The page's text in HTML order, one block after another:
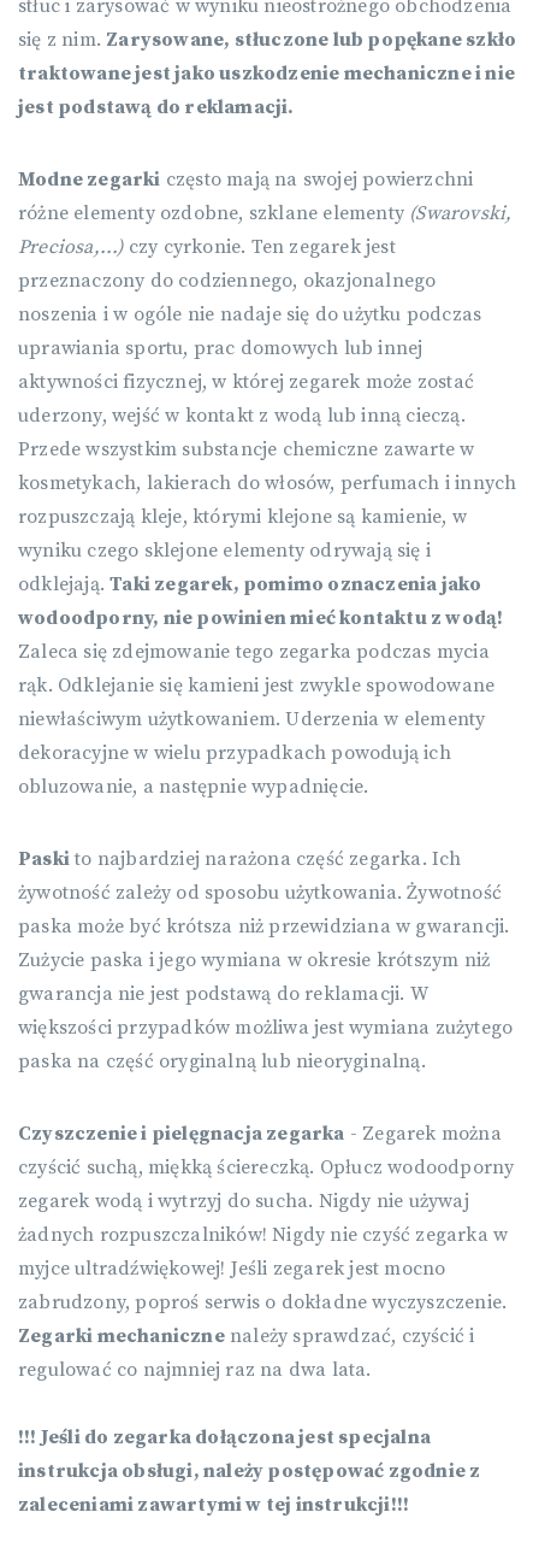
stłuc i zarysować w wyniku nieostrożnego obchodzenia
się z nim. Zarysowane, stłuczone lub popękane szkło
traktowane jest jako uszkodzenie mechaniczne i nie
jest podstawą do reklamacji.
Modne zegarki często mają na swojej powierzchni
różne elementy ozdobne, szklane elementy (Swarovski,
Preciosa,...)czy cyrkonie. Ten zegarek jest
przeznaczony do codziennego, okazjonalnego
noszenia i w ogóle nie nadaje się do użytku podczas
uprawiania sportu, prac domowych lub innej
aktywności fizycznej, w której zegarek może zostać
uderzony, wejść w kontakt z wodą lub inną cieczą.
Przede wszystkim substancje chemiczne zawarte w
kosmetykach, lakierach do włosów, perfumach i innych
rozpuszczają kleje, którymi klejone są kamienie, w
wyniku czego sklejone elementy odrywają się i
odklejają.Taki zegarek, pomimo oznaczenia jako
wodoodporny, nie powinien mieć kontaktu z wodą!
Zaleca się zdejmowanie tego zegarka podczas mycia
rąk. Odklejanie się kamieni jest zwykle spowodowane
niewłaściwym użytkowaniem. Uderzenia w elementy
dekoracyjne w wielu przypadkach powodują ich
obluzowanie, a następnie wypadnięcie.
Paskito najbardziej narażona część zegarka. Ich
żywotność zależy od sposobu użytkowania. Żywotność
paska może być krótsza niż przewidziana w gwarancji.
Zużycie paska i jego wymiana w okresie krótszym niż
gwarancja nie jest podstawą do reklamacji. W
większości przypadków możliwa jest wymiana zużytego
paska na część oryginalną lub nieoryginalną.
Czyszczenie i pielęgnacja zegarka - Zegarek można
czyścić suchą, miękką ściereczką. Opłucz wodoodporny
zegarek wodą i wytrzyj do sucha. Nigdy nie używaj
żadnych rozpuszczalników! Nigdy nie czyść zegarka w
myjce ultradźwiękowej! Jeśli zegarek jest mocno
zabrudzony, poproś serwis o dokładne wyczyszczenie.
Zegarki mechanicznenależy sprawdzać, czyścić i
regulować co najmniej raz na dwa lata.
!!! Jeśli do zegarka dołączona jest specjalna
instrukcja obsługi, należy postępować zgodnie z
zaleceniami zawartymi w tej instrukcji!!!